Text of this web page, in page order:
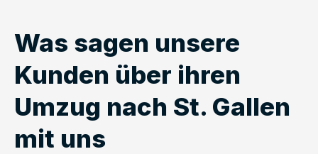
Was sagen unsere
Kunden über ihren
Umzug nach St. Gallen
mit uns